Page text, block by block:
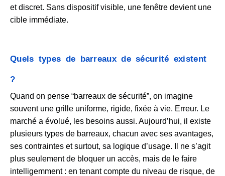
et discret. Sans dispositif visible, une fenêtre devient une
cible immédiate.
Quels types de barreaux de sécurité existent
?
Quand on pense “barreaux de sécurité”, on imagine
souvent une grille uniforme, rigide, fixée à vie. Erreur. Le
marché a évolué, les besoins aussi. Aujourd’hui, il existe
plusieurs types de barreaux, chacun avec ses avantages,
ses contraintes et surtout, sa logique d’usage. Il ne s’agit
plus seulement de bloquer un accès, mais de le faire
intelligemment : en tenant compte du niveau de risque, de